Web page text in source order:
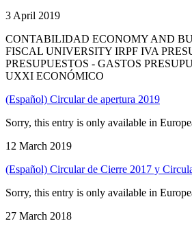
3 April 2019
CONTABILIDAD ECONOMY AND
FISCAL UNIVERSITY IRPF IVA
PRESUPUESTOS - GASTOS
UXXI ECONÓMICO
(Español) Circular de apertura 2019
Sorry, this entry is only available in
12 March 2019
(Español) Circular de Cierre 2017 y
Sorry, this entry is only available in
27 March 2018